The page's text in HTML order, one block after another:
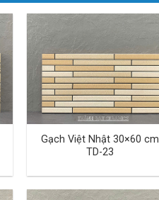
Gạch Việt Nhật 30×60 cm
TD-23